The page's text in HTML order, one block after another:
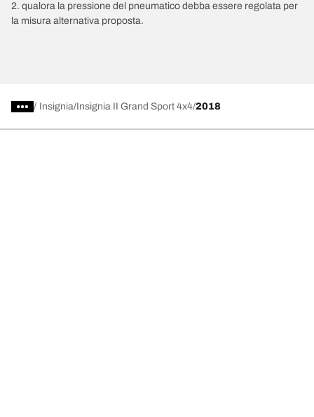
2. qualora la pressione del pneumatico debba essere regolata per
la misura alternativa proposta.
/ Insignia Insignia II Grand Sport 4x4 2018